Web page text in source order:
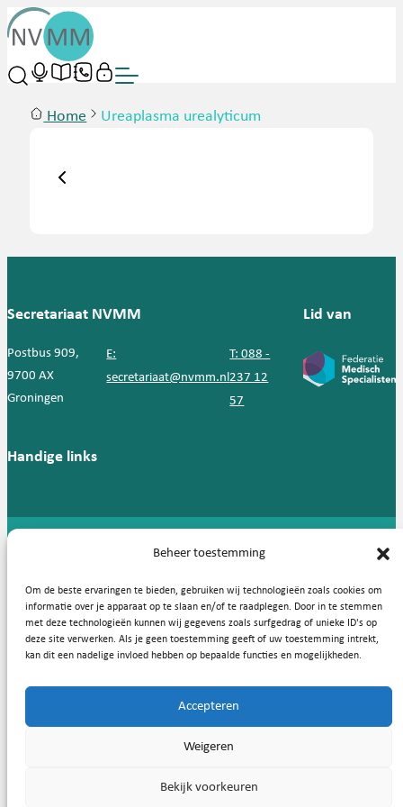
Beheer toestemming
Om de beste ervaringen te bieden, gebruiken wij technologieën zoals cookies om
informatie over je apparaat op te slaan en/of te raadplegen. Door in te stemmen
met deze technologieën kunnen wij gegevens zoals surfgedrag of unieke ID's op
deze site verwerken. Als je geen toestemming geeft of uw toestemming intrekt,
kan dit een nadelige invloed hebben op bepaalde functies en mogelijkheden.
Accepteren
Weigeren
Bekijk voorkeuren
Home Ureaplasma urealyticum
Secretariaat NVMM
Postbus 909,
9700 AX
Groningen
E:
secretariaat@nvmm.nl
T: 088 -
237 12
57
Lid van
Handige links
Copyright © 2026, Nederlandse Vereniging voor Medische
Privacy statementCookies